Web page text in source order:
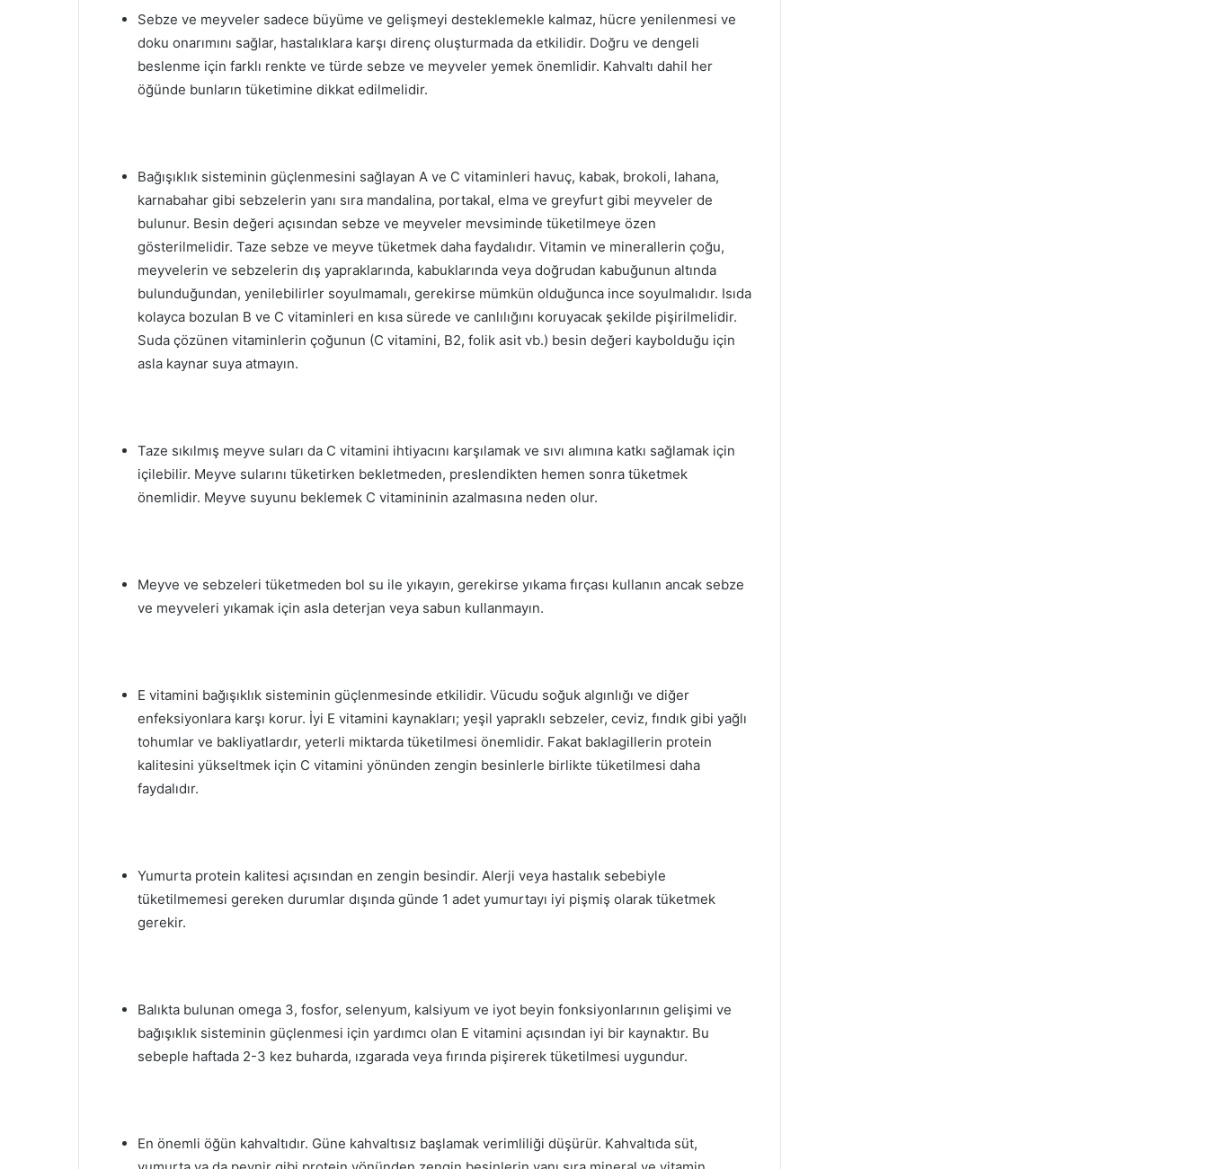
Sebze ve meyveler sadece büyüme ve gelişmeyi desteklemekle kalmaz, hücre yenilenmesi ve
doku onarımını sağlar, hastalıklara karşı direnç oluşturmada da etkilidir. Doğru ve dengeli
beslenme için farklı renkte ve türde sebze ve meyveler yemek önemlidir. Kahvaltı dahil her
öğünde bunların tüketimine dikkat edilmelidir.
Bağışıklık sisteminin güçlenmesini sağlayan A ve C vitaminleri havuç, kabak, brokoli, lahana,
karnabahar gibi sebzelerin yanı sıra mandalina, portakal, elma ve greyfurt gibi meyveler de
bulunur. Besin değeri açısından sebze ve meyveler mevsiminde tüketilmeye özen
gösterilmelidir. Taze sebze ve meyve tüketmek daha faydalıdır. Vitamin ve minerallerin çoğu,
meyvelerin ve sebzelerin dış yapraklarında, kabuklarında veya doğrudan kabuğunun altında
bulunduğundan, yenilebilirler soyulmamalı, gerekirse mümkün olduğunca ince soyulmalıdır. Isıda
kolayca bozulan B ve C vitaminleri en kısa sürede ve canlılığını koruyacak şekilde pişirilmelidir.
Suda çözünen vitaminlerin çoğunun (C vitamini, B2, folik asit vb.) besin değeri kaybolduğu için
asla kaynar suya atmayın.
Taze sıkılmış meyve suları da C vitamini ihtiyacını karşılamak ve sıvı alımına katkı sağlamak için
içilebilir. Meyve sularını tüketirken bekletmeden, preslendikten hemen sonra tüketmek
önemlidir. Meyve suyunu beklemek C vitamininin azalmasına neden olur.
Meyve ve sebzeleri tüketmeden bol su ile yıkayın, gerekirse yıkama fırçası kullanın ancak sebze
ve meyveleri yıkamak için asla deterjan veya sabun kullanmayın.
E vitamini bağışıklık sisteminin güçlenmesinde etkilidir. Vücudu soğuk algınlığı ve diğer
enfeksiyonlara karşı korur. İyi E vitamini kaynakları; yeşil yapraklı sebzeler, ceviz, fındık gibi yağlı
tohumlar ve bakliyatlardır, yeterli miktarda tüketilmesi önemlidir. Fakat baklagillerin protein
kalitesini yükseltmek için C vitamini yönünden zengin besinlerle birlikte tüketilmesi daha
faydalıdır.
Yumurta protein kalitesi açısından en zengin besindir. Alerji veya hastalık sebebiyle
tüketilmemesi gereken durumlar dışında günde 1 adet yumurtayı iyi pişmiş olarak tüketmek
gerekir.
Balıkta bulunan omega 3, fosfor, selenyum, kalsiyum ve iyot beyin fonksiyonlarının gelişimi ve
bağışıklık sisteminin güçlenmesi için yardımcı olan E vitamini açısından iyi bir kaynaktır. Bu
sebeple haftada 2-3 kez buharda, ızgarada veya fırında pişirerek tüketilmesi uygundur.
En önemli öğün kahvaltıdır. Güne kahvaltısız başlamak verimliliği düşürür. Kahvaltıda süt,